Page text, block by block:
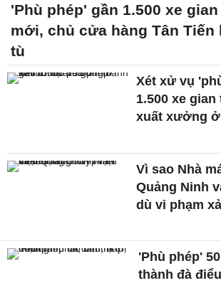
'Phù phép' gần 1.500 xe
mới, chủ cửa hàng Tân Tiến
tù
Xét xử vụ
1.500 xe
xuất xưởng ở
Vì sao Nhà
Quảng Ninh
dù vi phạm
'Phù phép'
thành đà